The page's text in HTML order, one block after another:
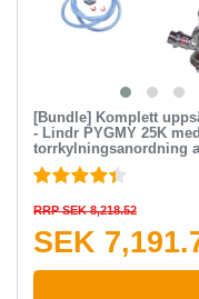
[Bundle] Komplett
- Lindr PYGMY 25K
torrkylningsanordning
RRP SEK 8,218.52
SEK